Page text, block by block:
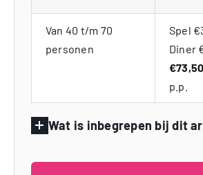
Van 40 t/m 70
personen
Spel
Diner
€73,50
p.p.
Wat is inbegrepen bij dit